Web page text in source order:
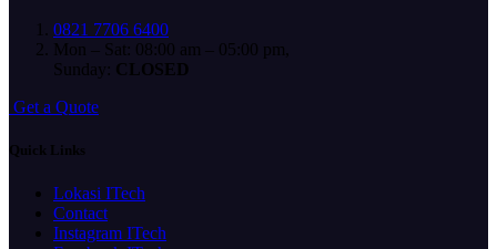
0821 7706 6400
Mon – Sat: 08:00 am – 05:00 pm,
Sunday: CLOSED
Get a Quote
Quick Links
Lokasi ITech
Contact
Instagram ITech